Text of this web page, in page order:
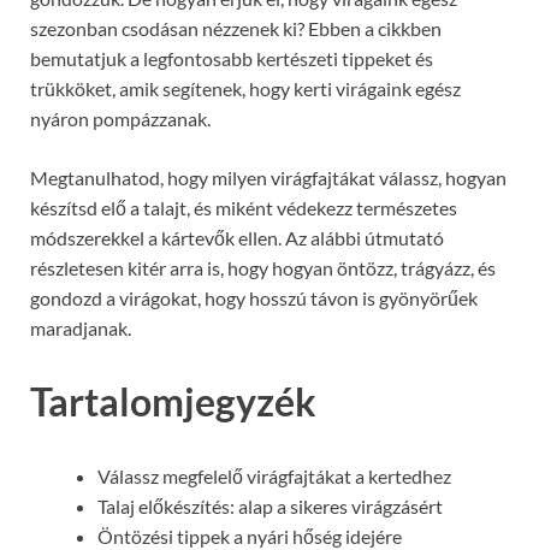
szezonban csodásan nézzenek ki? Ebben a cikkben
bemutatjuk a legfontosabb kertészeti tippeket és
trükköket, amik segítenek, hogy kerti virágaink egész
nyáron pompázzanak.
Megtanulhatod, hogy milyen virágfajtákat válassz, hogyan
készítsd elő a talajt, és miként védekezz természetes
módszerekkel a kártevők ellen. Az alábbi útmutató
részletesen kitér arra is, hogy hogyan öntözz, trágyázz, és
gondozd a virágokat, hogy hosszú távon is gyönyörűek
maradjanak.
Tartalomjegyzék
Válassz megfelelő virágfajtákat a kertedhez
Talaj előkészítés: alap a sikeres virágzásért
Öntözési tippek a nyári hőség idejére